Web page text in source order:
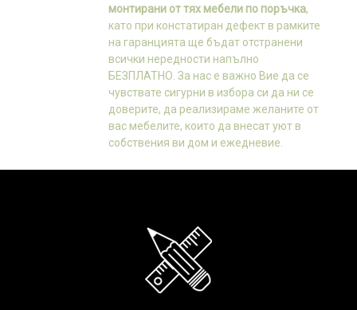
монтирани от тях мебели по поръчка,
като при констатиран дефект в рамките
на гаранцията ще бъдат отстранени
всички нередности напълно
БЕЗПЛАТНО. За нас е важно Вие да се
чувствате сигурни в избора си да ни се
доверите, да реализираме желаните от
вас мебелите, които да внесат уют в
собствения ви дом и ежедневие.